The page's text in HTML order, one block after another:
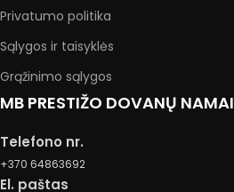
Privatumo politika
Sąlygos ir taisyklės
Grąžinimo sąlygos
MB PRESTIŽO DOVANŲ NAMAI
Telefono nr.
+370 64863692
El. paštas